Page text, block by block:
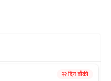
२२ दिन बाँकी